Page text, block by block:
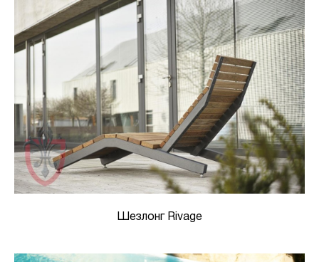
Шезлонг Rivage